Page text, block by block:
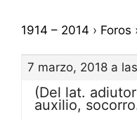
1914 – 2014 › Foros
7 marzo, 2018 a
(Del lat.
auxilio,